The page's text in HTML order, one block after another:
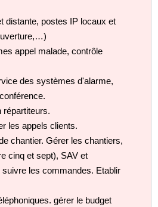
distante, postes IP locaux et
appel malade, contrôle
des systèmes d'alarme,
répartiteurs.
les appels clients.
chantier. Gérer les chantiers,
cinq et sept), SAV et
les commandes. Etablir
gérer le budget